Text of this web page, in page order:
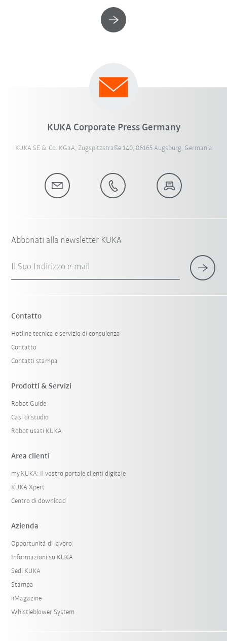
KUKA Corporate Press Germany
KUKA SE & Co. KGaA, Zugspitzstraße 140, 86165 Augsburg, Germania
Abbonati alla newsletter KUKA
Il Suo Indirizzo e-mail
Contatto
Hotline tecnica e servizio di consulenza
Contatto
Contatti stampa
Prodotti & Servizi
Robot Guide
Casi di studio
Robot usati KUKA
Area clienti
my.KUKA: Il vostro portale clienti digitale
KUKA Xpert
Centro di download
Azienda
Opportunità di lavoro
Informazioni su KUKA
Sedi KUKA
Stampa
iiMagazine
Whistleblower System